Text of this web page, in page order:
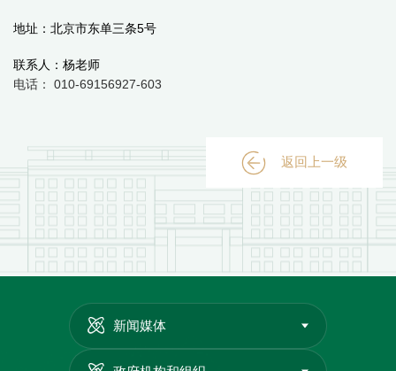
地址：北京市东单三条5号
联系人：杨老师
电话：
010-69156927-603
返回上一级
新闻媒体